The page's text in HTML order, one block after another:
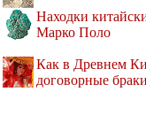
Находки
Марко Поло
Как в Древнем
договорные